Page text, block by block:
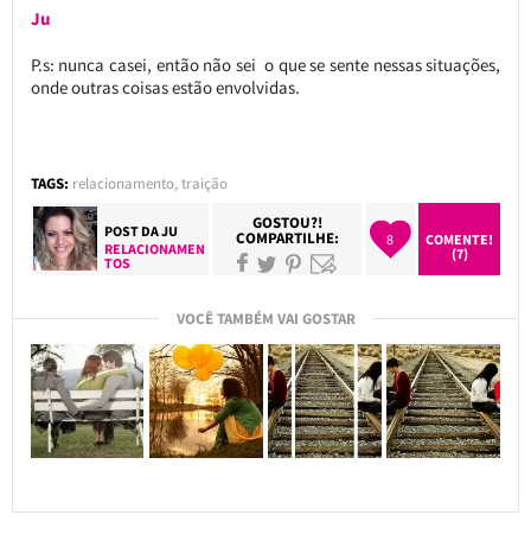
Ju
P.s: nunca casei, então não sei o que se sente nessas situações,
onde outras coisas estão envolvidas.
TAGS: relacionamento,traição
POST DAJU
RELACIONAMEN
TOS
GOSTOU?!
COMPARTILHE: 8
COMENTE!
(7)
VOCÊ TAMBÉM VAI GOSTAR